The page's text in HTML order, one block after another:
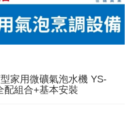
家用微礦氣泡水機 YS-
配組合+基本安裝